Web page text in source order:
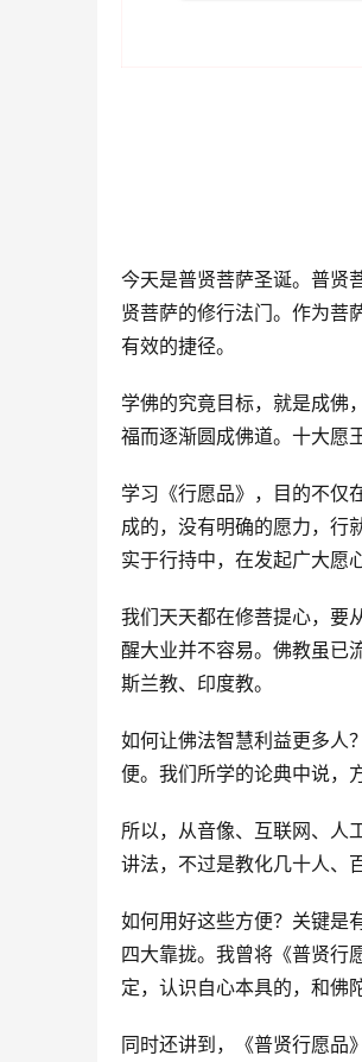
今天是普贤菩萨圣诞。普贤
贤菩萨的修行法门。作为菩
有效的捷径。
学佛的究竟目标，就是成佛
福而逐渐圆成佛道。十大愿
学习《行愿品》，目的不仅
成的，没有明确的愿力，行
实于行持中，在发起广大愿
我们天天都在修菩提心，要
醒大业并不容易。佛教虽已
斯兰教、印度教。
如何让佛法智慧利益更多人
便。我们所学的论典中说，
所以，从音像、互联网、人
讲法，不过是教化几十人、
如何用好这些方便？关键是
四大靠拢。我曾将《普贤行
定，认识自心本具的，和佛
同时还讲到，《普贤行愿品